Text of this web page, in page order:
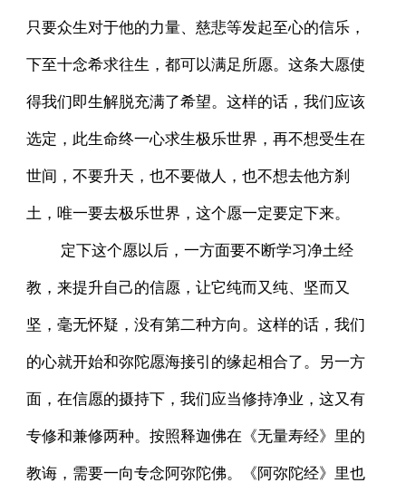
只要众生对于他的力量、慈悲等发起至心的信乐，
下至十念希求往生，都可以满足所愿。这条大愿使
得我们即生解脱充满了希望。这样的话，我们应该
选定，此生命终一心求生极乐世界，再不想受生在
世间，不要升天，也不要做人，也不想去他方刹
土，唯一要去极乐世界，这个愿一定要定下来。
定下这个愿以后，一方面要不断学习净土经
教，来提升自己的信愿，让它纯而又纯、坚而又
坚，毫无怀疑，没有第二种方向。这样的话，我们
的心就开始和弥陀愿海接引的缘起相合了。另一方
面，在信愿的摄持下，我们应当修持净业，这又有
专修和兼修两种。按照释迦佛在《无量寿经》里的
教诲，需要一向专念阿弥陀佛。《阿弥陀经》里也